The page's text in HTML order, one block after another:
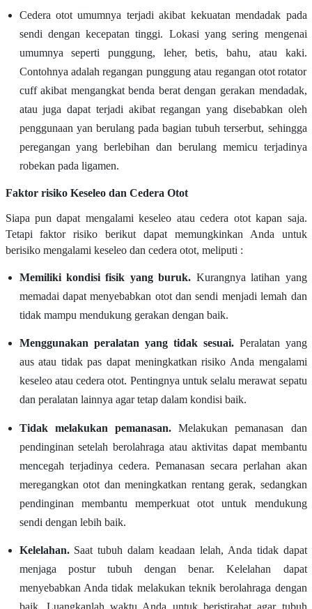
Cedera otot umumnya terjadi akibat kekuatan mendadak pada
sendi dengan kecepatan tinggi. Lokasi yang sering mengenai
umumnya seperti punggung, leher, betis, bahu, atau kaki.
Contohnya adalah regangan punggung atau regangan otot rotator
cuff akibat mengangkat benda berat dengan gerakan mendadak,
atau juga dapat terjadi akibat regangan yang disebabkan oleh
penggunaan yan berulang pada bagian tubuh terserbut, sehingga
peregangan yang berlebihan dan berulang memicu terjadinya
robekan pada ligamen.
Faktor risiko Keseleo dan Cedera Otot
Siapa pun dapat mengalami keseleo atau cedera otot kapan saja.
Tetapi faktor risiko berikut dapat memungkinkan Anda untuk
berisiko mengalami keseleo dan cedera otot, meliputi :
Memiliki kondisi fisik yang buruk. Kurangnya latihan yang
memadai dapat menyebabkan otot dan sendi menjadi lemah dan
tidak mampu mendukung gerakan dengan baik.
Menggunakan peralatan yang tidak sesuai.Peralatan yang
aus atau tidak pas dapat meningkatkan risiko Anda mengalami
keseleo atau cedera otot. Pentingnya untuk selalu merawat sepatu
dan peralatan lainnya agar tetap dalam kondisi baik.
Tidak melakukan pemanasan.Melakukan pemanasan dan
pendinginan setelah berolahraga atau aktivitas dapat membantu
mencegah terjadinya cedera. Pemanasan secara perlahan akan
meregangkan otot dan meningkatkan rentang gerak, sedangkan
pendinginan membantu memperkuat otot untuk mendukung
sendi dengan lebih baik.
Kelelahan.Saat tubuh dalam keadaan lelah, Anda tidak dapat
menjaga postur tubuh dengan benar. Kelelahan dapat
menyebabkan Anda tidak melakukan teknik berolahraga dengan